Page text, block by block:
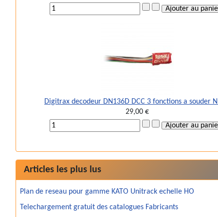
Digitrax decodeur DN136D DCC 3 fonctions a souder
29,00 €
Articles les plus lus
Plan de reseau pour gamme KATO Unitrack echelle HO
Telechargement gratuit des catalogues Fabricants